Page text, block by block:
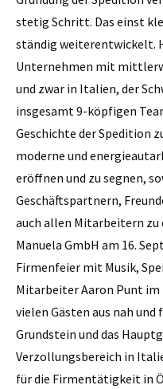
stetig Schritt. Das einst
ständig weiterentwickelt.
Unternehmen mit
und zwar in Italien, der
insgesamt 9-köpfigen
Geschichte der Spedition
moderne und
eröffnen und zu segnen,
Geschäftspartnern,
auch allen Mitarbeitern zu
Manuela GmbH am 16.
Firmenfeier mit Musik,
Mitarbeiter Aaron Punt im
vielen Gästen aus nah
Grundstein und das
Verzollungsbereich in
für die Firmentätigkeit in